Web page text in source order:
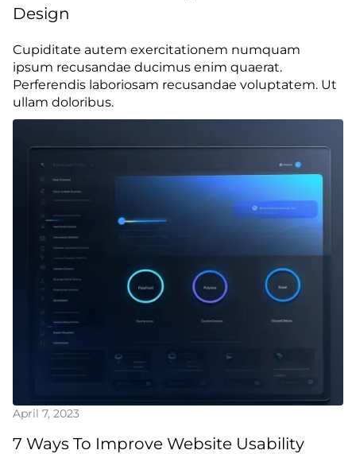
Design
Cupiditate autem exercitationem numquam
ipsum recusandae ducimus enim quaerat.
Perferendis laboriosam recusandae voluptatem. Ut
ullam doloribus.
April 7, 2023
7 Ways To Improve Website Usability